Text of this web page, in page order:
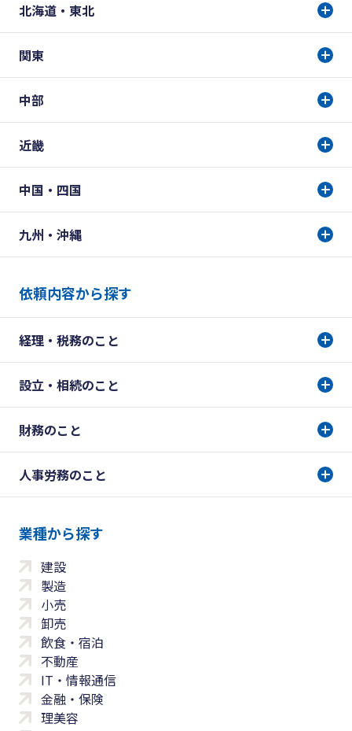
北海道・東北
関東
中部
近畿
中国・四国
九州・沖縄
依頼内容から探す
経理・税務のこと
設立・相続のこと
財務のこと
人事労務のこと
業種から探す
建設
製造
小売
卸売
飲食・宿泊
不動産
IT・情報通信
金融・保険
理美容